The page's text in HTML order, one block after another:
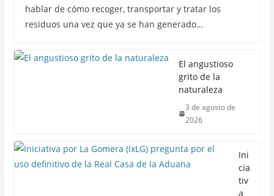
hablar de cómo recoger, transportar y tratar los
residuos una vez que ya se han generado…
El angustioso
grito de la
naturaleza
3 de agosto de
2026
Ini
cia
tiv
a